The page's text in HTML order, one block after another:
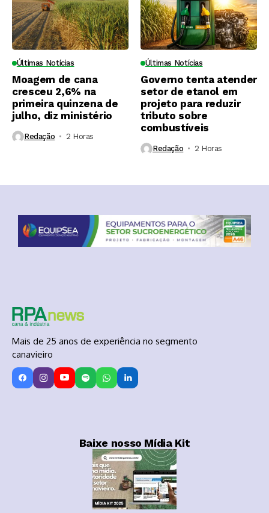
Últimas Notícias
Moagem de cana
cresceu 2,6% na
primeira quinzena de
julho, diz ministério
Redação 2 Horas ⁮
Últimas Notícias
Governo tenta atender
setor de etanol em
projeto para reduzir
tributo sobre
combustíveis
Redação 2 Horas ⁮
Mais de 25 anos de experiência no segmento
canavieiro
Baixe nosso Mídia Kit